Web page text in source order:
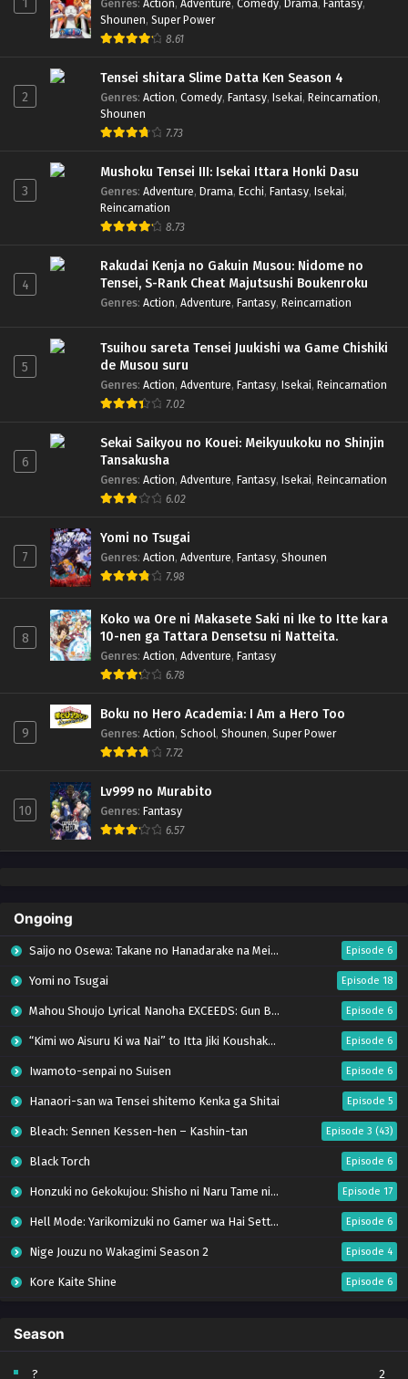
1 Genres: Action, Adventure, Comedy, Drama, Fantasy,
Shounen, Super Power
8.61
2
Tensei shitara Slime Datta Ken Season 4
Genres: Action, Comedy, Fantasy, Isekai, Reincarnation,
Shounen
7.73
3
Mushoku Tensei III: Isekai Ittara Honki Dasu
Genres: Adventure, Drama, Ecchi, Fantasy, Isekai,
Reincarnation
8.73
4
Rakudai Kenja no Gakuin Musou: Nidome no
Tensei, S-Rank Cheat Majutsushi Boukenroku
Genres: Action, Adventure, Fantasy, Reincarnation
5
Tsuihou sareta Tensei Juukishi wa Game Chishiki
de Musou suru
Genres: Action, Adventure, Fantasy, Isekai, Reincarnation
7.02
6
Sekai Saikyou no Kouei: Meikyuukoku no Shinjin
Tansakusha
Genres: Action, Adventure, Fantasy, Isekai, Reincarnation
6.02
7
Yomi no Tsugai
Genres: Action, Adventure, Fantasy, Shounen
7.98
8
Koko wa Ore ni Makasete Saki ni Ike to Itte kara
10-nen ga Tattara Densetsu ni Natteita.
Genres: Action, Adventure, Fantasy
6.78
9
Boku no Hero Academia: I Am a Hero Too
Genres: Action, School, Shounen, Super Power
7.72
10
Lv999 no Murabito
Genres: Fantasy
6.57
Ongoing
Saijo no Osewa: Takane no Hanadarake na Meimonkou de, Gakuin Ichi no Ojousama Episode 6
Yomi no Tsugai Episode 18
Mahou Shoujo Lyrical Nanoha EXCEEDS: Gun Blaze Vengeance Episode 6
“Kimi wo Aisuru Ki wa Nai” to Itta Jiki Koushaku-sama ga Nazeka Dekiai shitekimasu Episode 6
Iwamoto-senpai no Suisen Episode 6
Hanaori-san wa Tensei shitemo Kenka ga Shitai Episode 5
Bleach: Sennen Kessen-hen – Kashin-tan Episode 3 (43)
Black Torch Episode 6
Honzuki no Gekokujou: Shisho ni Naru Tame ni wa Shudan wo Erandeiraremasen – Ryoushu no Youjo (Season 4) Episode 17
Hell Mode: Yarikomizuki no Gamer wa Hai Settei no Isekai de Musou suru Season 2 Episode 6
Nige Jouzu no Wakagimi Season 2 Episode 4
Kore Kaite Shine Episode 6
Tensei shitara Slime Datta Ken Season 4
Ryoumin 0-nin Start no Henkyou Ryoushu-sama Episode 6
Season
? 2